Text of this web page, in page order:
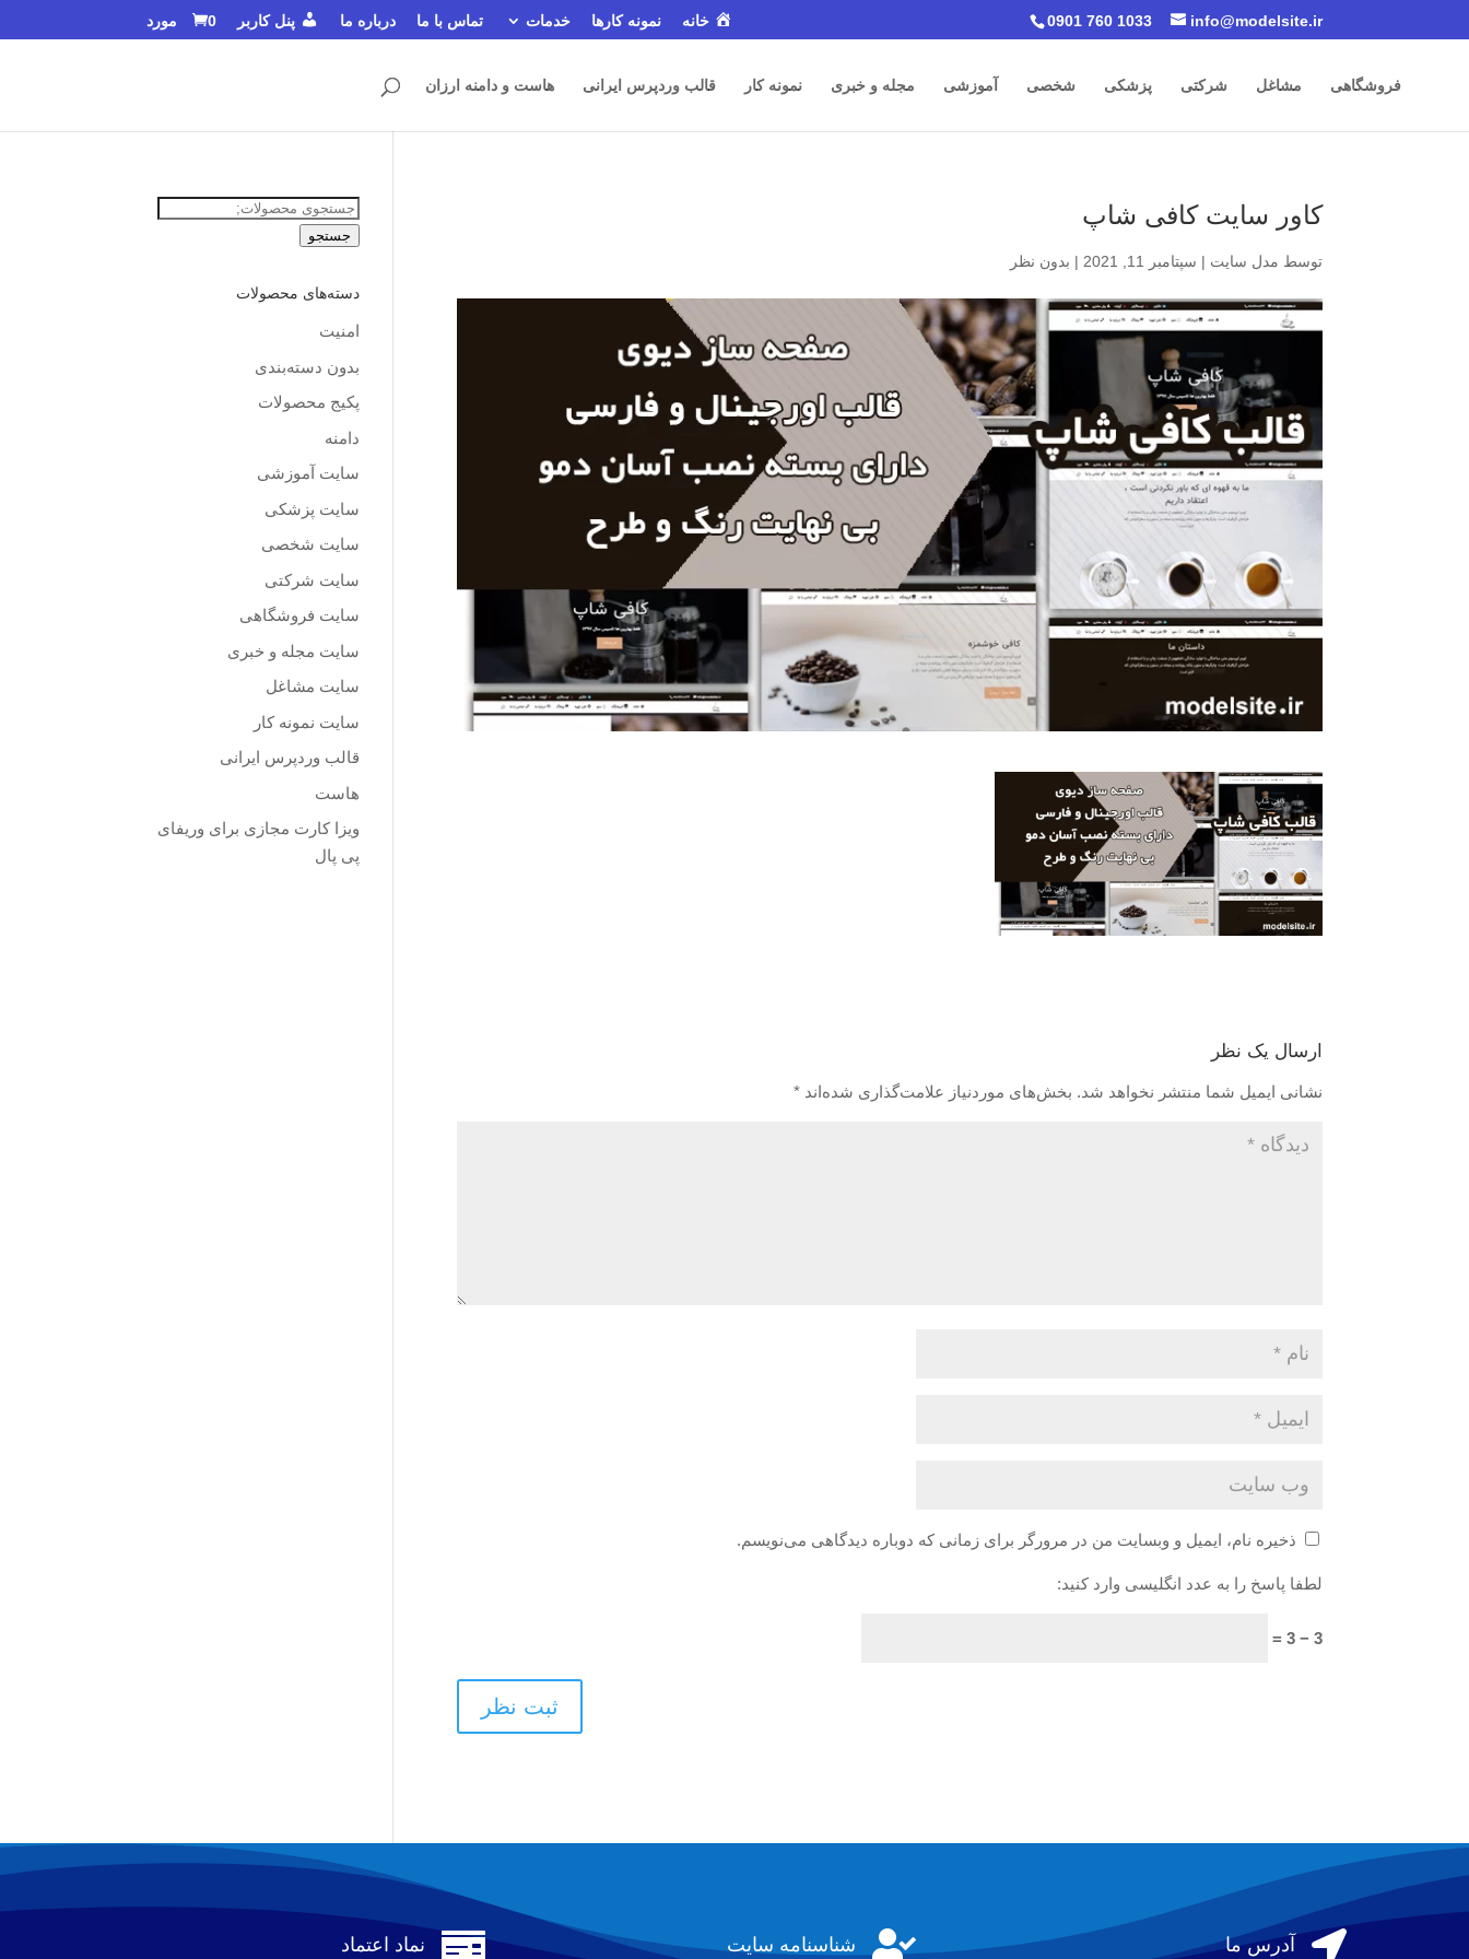
0901 760 1033 info@modelsite.ir خانه نمونه کارها خدمات تماس با ما درباره ما پنل کاربر 0 مورد
فروشگاهی مشاغل شرکتی پزشکی شخصی آموزشی مجله و خبری نمونه کار قالب وردپرس ایرانی هاست و دامنه ارزان
کاور سایت کافی شاپ
توسط مدل سایت | سپتامبر 11, 2021 | بدون نظر
ارسال یک نظر
نشانی ایمیل شما منتشر نخواهد شد. بخش‌های موردنیاز علامت‌گذاری شده‌اند*
ذخیره نام، ایمیل و وبسایت من در مرورگر برای زمانی که دوباره دیدگاهی می‌نویسم.
لطفا پاسخ را به عدد انگلیسی وارد کنید:
3 − 3 =
جستجو
برای:
جستجو
دسته‌های محصولات
امنیت
بدون دسته‌بندی
پکیج محصولات
دامنه
سایت آموزشی
سایت پزشکی
سایت شخصی
سایت شرکتی
سایت فروشگاهی
سایت مجله و خبری
سایت مشاغل
سایت نمونه کار
قالب وردپرس ایرانی
هاست
ویزا کارت مجازی برای وریفای
پی پال
 نماد اعتماد  شناسنامه سایت  آدرس ما